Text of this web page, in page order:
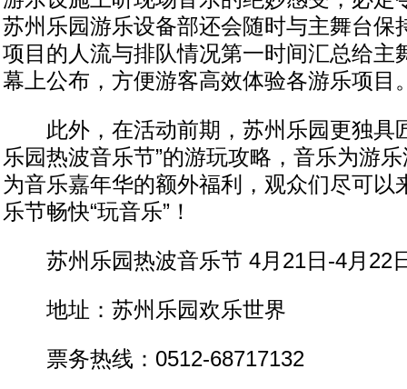
苏州乐园游乐设备部还会随时与主舞台保
项目的人流与排队情况第一时间汇总给主
幕上公布，方便游客高效体验各游乐项目
此外，在活动前期，苏州乐园更独具
乐园热波音乐节”的游玩攻略，音乐为游
为音乐嘉年华的额外福利，观众们尽可以
乐节畅快“玩音乐”！
苏州乐园热波音乐节 4月21日-4月22
地址：苏州乐园欢乐世界
票务热线：0512-68717132